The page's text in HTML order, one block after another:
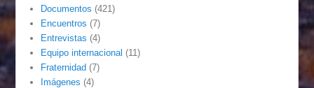
Documentos (421)
Encuentros (7)
Entrevistas (4)
Equipo internacional (11)
Fraternidad (7)
Imágenes (4)